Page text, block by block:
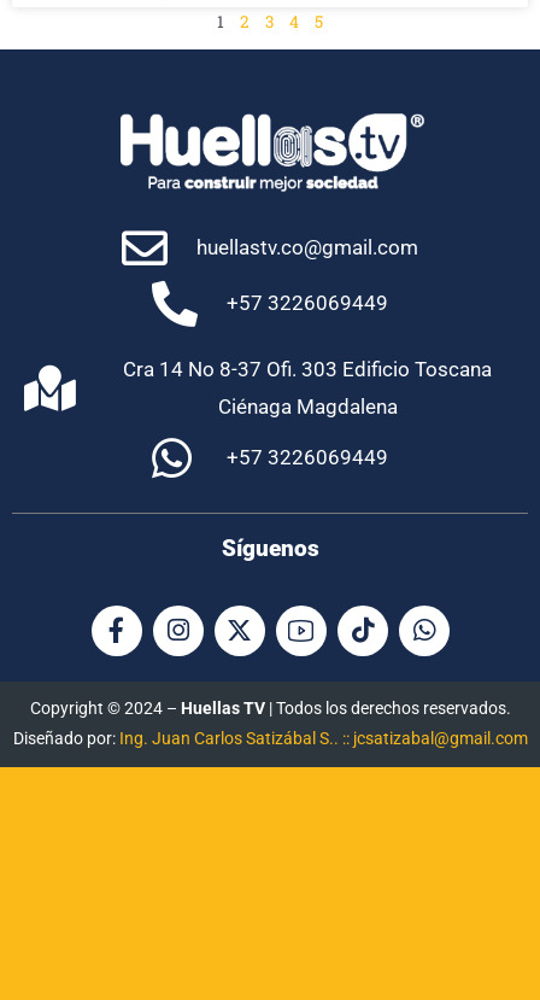
1 2 3 4 5
huellastv.co@gmail.com
+57 3226069449
Cra 14 No 8-37 Ofi. 303 Edificio Toscana
Ciénaga Magdalena
+57 3226069449
Síguenos
Copyright © 2024 – Huellas TV| Todos los derechos reservados.
Diseñado por: Ing. Juan Carlos Satizábal S.. :: jcsatizabal@gmail.com